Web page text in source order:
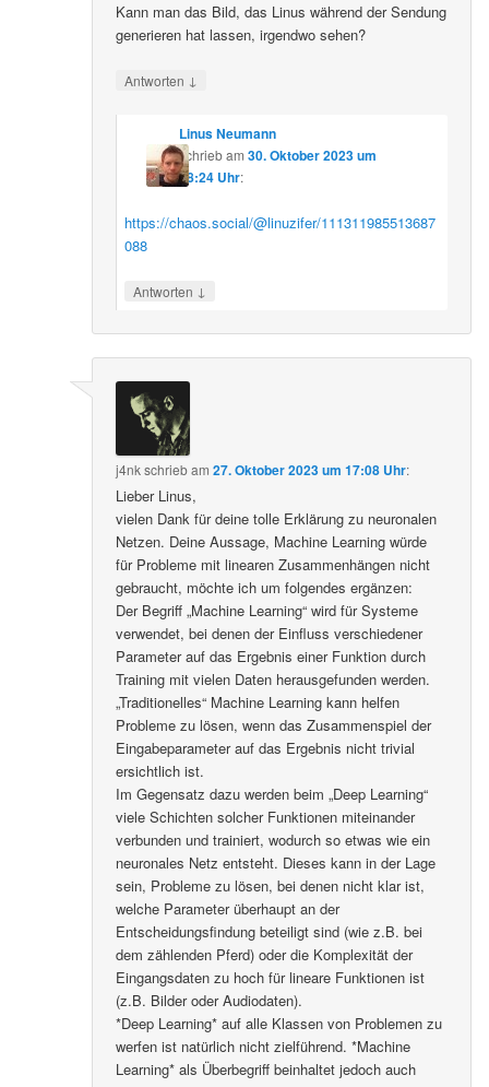
Kann man das Bild, das Linus während der Sendung
generieren hat lassen, irgendwo sehen?
Antworten ↓
Linus Neumann
schriebam 30. Oktober 2023 um
08:24 Uhr:
https://chaos.social/@linuzifer/111311985513687
088
Antworten ↓
j4nkschriebam27. Oktober 2023 um 17:08 Uhr:
Lieber Linus,
vielen Dank für deine tolle Erklärung zu neuronalen
Netzen. Deine Aussage, Machine Learning würde
für Probleme mit linearen Zusammenhängen nicht
gebraucht, möchte ich um folgendes ergänzen:
Der Begriff „Machine Learning“ wird für Systeme
verwendet, bei denen der Einfluss verschiedener
Parameter auf das Ergebnis einer Funktion durch
Training mit vielen Daten herausgefunden werden.
„Traditionelles“ Machine Learning kann helfen
Probleme zu lösen, wenn das Zusammenspiel der
Eingabeparameter auf das Ergebnis nicht trivial
ersichtlich ist.
Im Gegensatz dazu werden beim „Deep Learning“
viele Schichten solcher Funktionen miteinander
verbunden und trainiert, wodurch so etwas wie ein
neuronales Netz entsteht. Dieses kann in der Lage
sein, Probleme zu lösen, bei denen nicht klar ist,
welche Parameter überhaupt an der
Entscheidungsfindung beteiligt sind (wie z.B. bei
dem zählenden Pferd) oder die Komplexität der
Eingangsdaten zu hoch für lineare Funktionen ist
(z.B. Bilder oder Audiodaten).
*Deep Learning* auf alle Klassen von Problemen zu
werfen ist natürlich nicht zielführend. *Machine
Learning* als Überbegriff beinhaltet jedoch auch